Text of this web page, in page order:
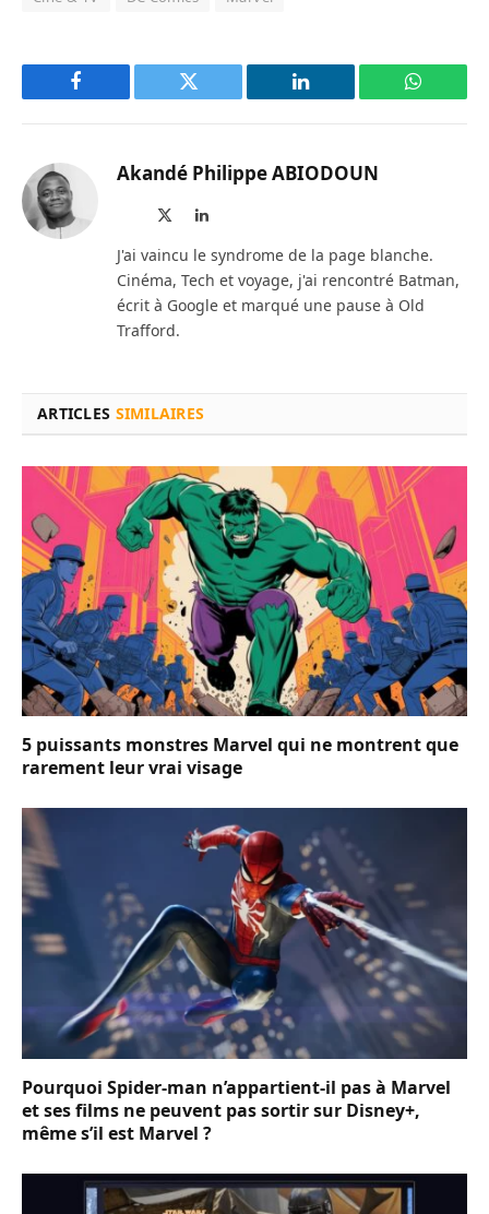
Facebook Twitter LinkedIn
Akandé Philippe ABIODOUN
LinkedIn
J'ai vaincu le syndrome de la page blanche.
Cinéma, Tech et voyage, j'ai rencontré Batman,
écrit à Google et marqué une pause à Old
Trafford.
ARTICLES SIMILAIRES
5 puissants monstres Marvel qui ne montrent que
rarement leur vrai visage
Pourquoi Spider-man n’appartient-il pas à Marvel
et ses films ne peuvent pas sortir sur Disney+,
même s’il est Marvel ?